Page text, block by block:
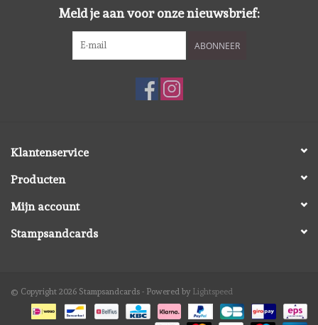
Spellbinders
Memorybox
Purple Onion Designs
Cadeaubonnen
Meld je aan voor onze nieuwsbrief:
ABONNEER
Klantenservice
Producten
Mijn account
Stampsandcards
© Copyright 2026 Stampsandcards - Powered by Lightspeed